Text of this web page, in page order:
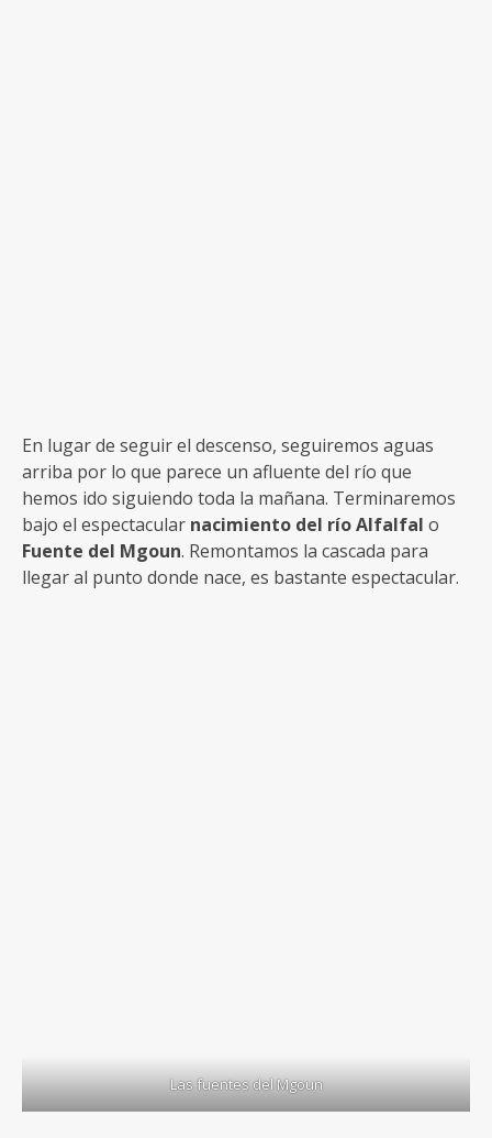
En lugar de seguir el descenso, seguiremos aguas
arriba por lo que parece un afluente del río que
hemos ido siguiendo toda la mañana. Terminaremos
bajo el espectacular nacimiento del río Alfalfal o
Fuente del Mgoun. Remontamos la cascada para
llegar al punto donde nace, es bastante espectacular.
Las fuentes del Mgoun